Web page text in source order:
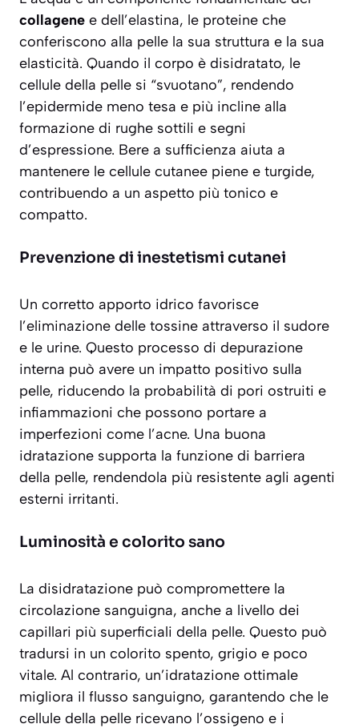
collagene e dell’elastina, le proteine che
conferiscono alla pelle la sua struttura e la sua
elasticità. Quando il corpo è disidratato, le
cellule della pelle si “svuotano”, rendendo
l’epidermide meno tesa e più incline alla
formazione di rughe sottili e segni
d’espressione. Bere a sufficienza aiuta a
mantenere le cellule cutanee piene e turgide,
contribuendo a un aspetto più tonico e
compatto.
Prevenzione di inestetismi cutanei
Un corretto apporto idrico favorisce
l’eliminazione delle tossine attraverso il sudore
e le urine. Questo processo di depurazione
interna può avere un impatto positivo sulla
pelle, riducendo la probabilità di pori ostruiti e
infiammazioni che possono portare a
imperfezioni come l’acne. Una buona
idratazione supporta la funzione di barriera
della pelle, rendendola più resistente agli agenti
esterni irritanti.
Luminosità e colorito sano
La disidratazione può compromettere la
circolazione sanguigna, anche a livello dei
capillari più superficiali della pelle. Questo può
tradursi in un colorito spento, grigio e poco
vitale. Al contrario, un’idratazione ottimale
migliora il flusso sanguigno, garantendo che le
cellule della pelle ricevano l’ossigeno e i